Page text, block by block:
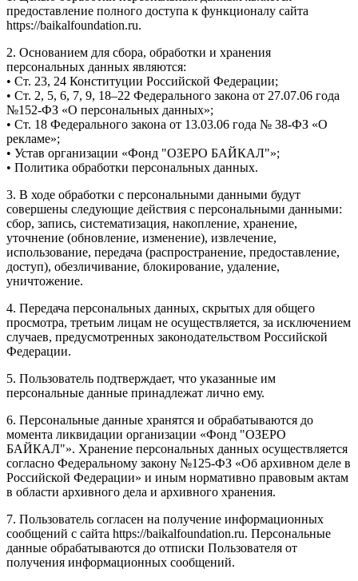
предоставление полного доступа к функционалу сайта
https://baikalfoundation.ru.
2. Основанием для сбора, обработки и хранения
персональных данных являются:
• Ст. 23, 24 Конституции Российской Федерации;
• Ст. 2, 5, 6, 7, 9, 18–22 Федерального закона от 27.07.06 года
№152-ФЗ «О персональных данных»;
• Ст. 18 Федерального закона от 13.03.06 года № 38-ФЗ «О
рекламе»;
• Устав организации «Фонд "ОЗЕРО БАЙКАЛ"»;
• Политика обработки персональных данных.
3. В ходе обработки с персональными данными будут
совершены следующие действия с персональными данными:
сбор, запись, систематизация, накопление, хранение,
уточнение (обновление, изменение), извлечение,
использование, передача (распространение, предоставление,
доступ), обезличивание, блокирование, удаление,
уничтожение.
4. Передача персональных данных, скрытых для общего
просмотра, третьим лицам не осуществляется, за исключением
случаев, предусмотренных законодательством Российской
Федерации.
5. Пользователь подтверждает, что указанные им
персональные данные принадлежат лично ему.
6. Персональные данные хранятся и обрабатываются до
момента ликвидации организации «Фонд "ОЗЕРО
БАЙКАЛ"». Хранение персональных данных осуществляется
согласно Федеральному закону №125-ФЗ «Об архивном деле в
Российской Федерации» и иным нормативно правовым актам
в области архивного дела и архивного хранения.
7. Пользователь согласен на получение информационных
сообщений с сайта https://baikalfoundation.ru. Персональные
данные обрабатываются до отписки Пользователя от
получения информационных сообщений.